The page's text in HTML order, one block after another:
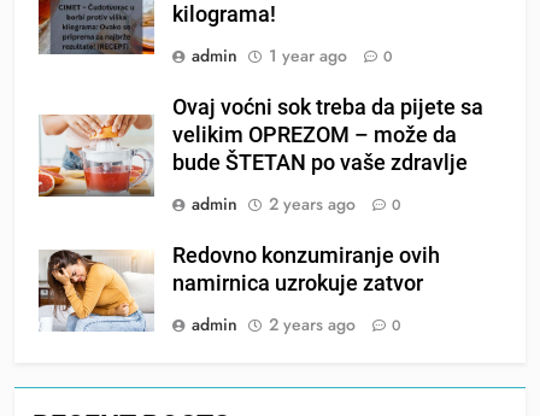
kilograma!
admin
1 year ago 0
Ovaj voćni sok treba da pijete sa
velikim OPREZOM – može da
bude ŠTETAN po vaše zdravlje
admin
2 years ago 0
Redovno konzumiranje ovih
namirnica uzrokuje zatvor
admin
2 years ago 0